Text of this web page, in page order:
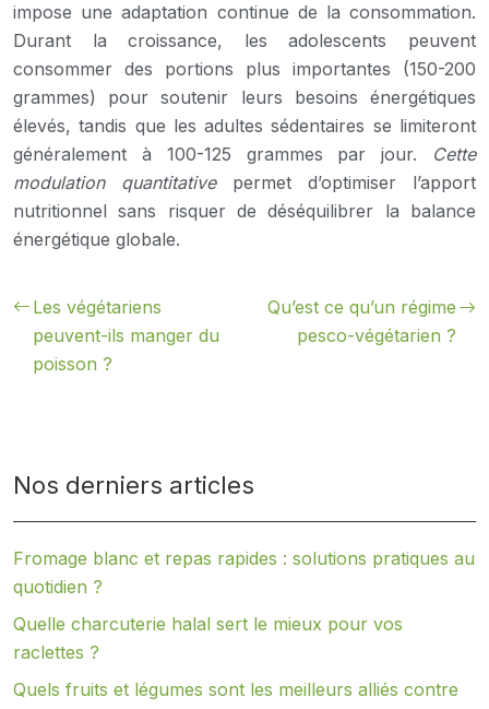
impose une adaptation continue de la consommation.
Durant la croissance, les adolescents peuvent
consommer des portions plus importantes (150-200
grammes) pour soutenir leurs besoins énergétiques
élevés, tandis que les adultes sédentaires se limiteront
généralement à 100-125 grammes par jour. Cette
modulation quantitativepermet d’optimiser l’apport
nutritionnel sans risquer de déséquilibrer la balance
énergétique globale.
Les végétariens
peuvent-ils manger du
poisson ?
Qu’est ce qu’un régime
pesco-végétarien ?
Nos derniers articles
Fromage blanc et repas rapides : solutions pratiques au
quotidien ?
Quelle charcuterie halal sert le mieux pour vos
raclettes ?
Quels fruits et légumes sont les meilleurs alliés contre